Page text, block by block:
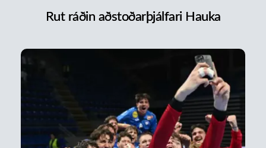
Rut ráðin aðstoðarþjálfari Hauka